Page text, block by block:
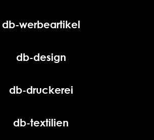
db-werbeartikel
db-design
db-druckerei
db-textilien